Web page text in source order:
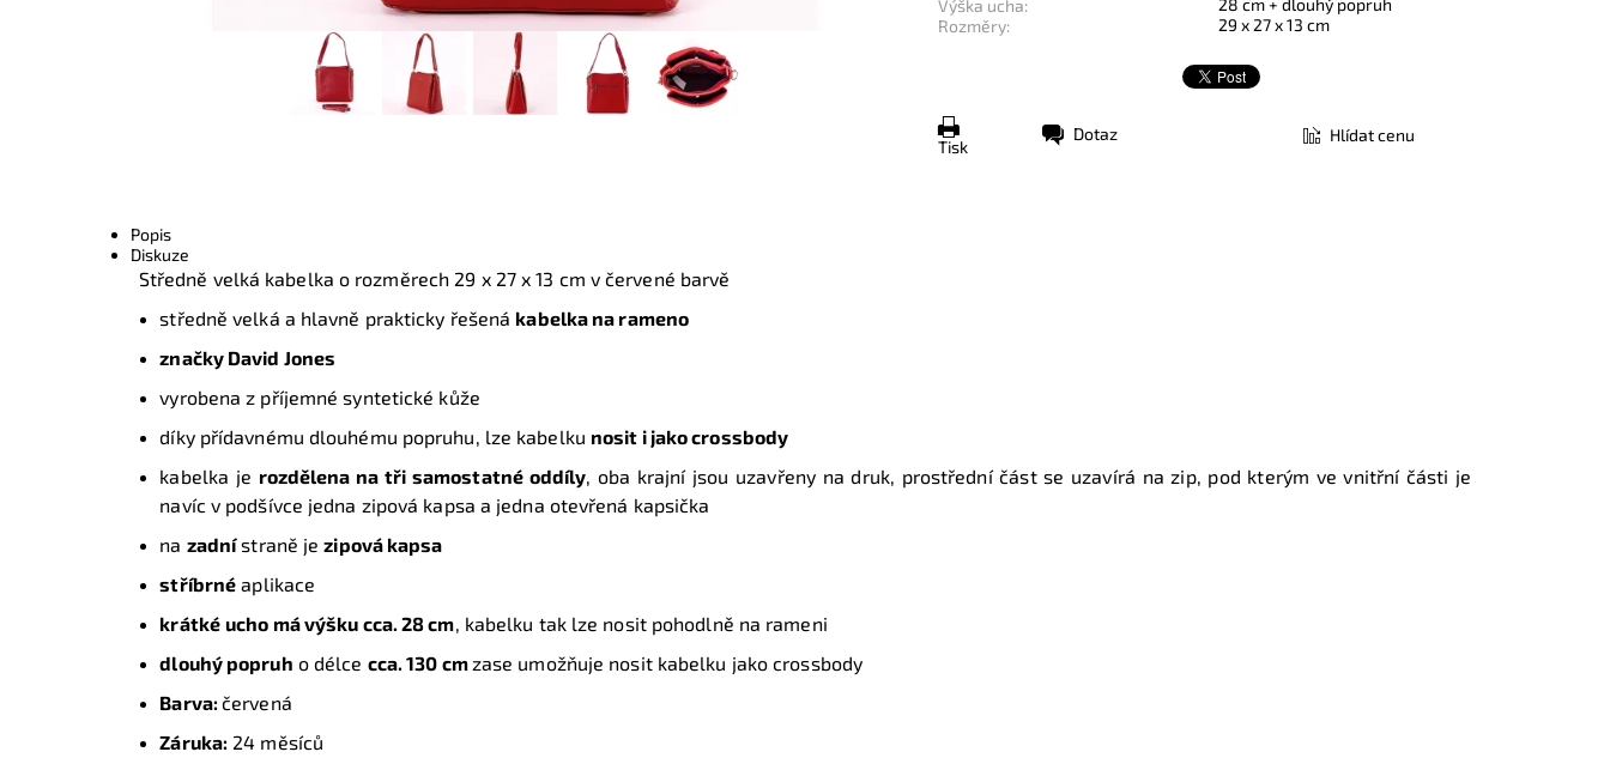
Výška ucha:
Rozměry:
29 x 27 x 13 cm
Tisk
Dotaz Hlídat cenu
Popis
Diskuze
Středně velká kabelka o rozměrech 29 x 27 x 13 cm v červené barvě
středně velká a hlavně prakticky řešená kabelka na rameno
značky David Jones
vyrobena z příjemné syntetické kůže
díky přídavnému dlouhému popruhu, lze kabelku nosit i jako crossbody
kabelka je rozdělena na tři samostatné oddíly, oba krajní jsou uzavřeny na druk, prostřední část se uzavírá na zip, pod kterým ve vnitřní části je
navíc v podšívce jedna zipová kapsa a jedna otevřená kapsička
na zadnístraně jezipová kapsa
stříbrné aplikace
krátké ucho má výšku cca. 28 cm, kabelku tak lze nosit pohodlně na rameni
dlouhý popruh o délce cca. 130 cmzase umožňuje nosit kabelku jako crossbody
Barva:červená
Záruka: 24 měsíců